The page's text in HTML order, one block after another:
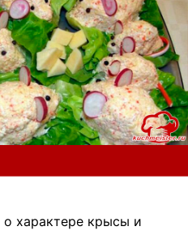
о характере крысы и